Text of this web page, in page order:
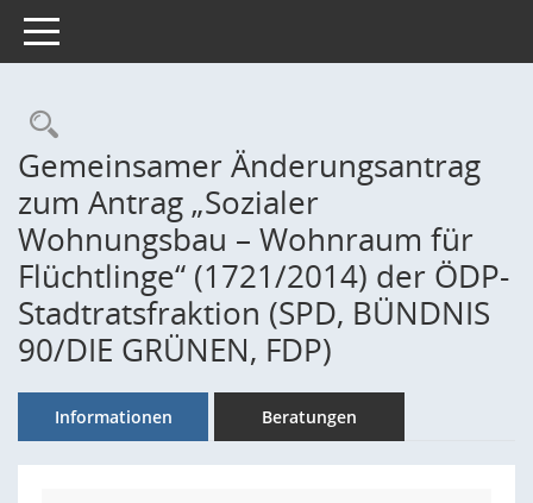
Toggle navigation
Rechercheauswahl
Gemeinsamer Änderungsantrag
zum Antrag „Sozialer
Wohnungsbau – Wohnraum für
Flüchtlinge“ (1721/2014) der ÖDP-
Stadtratsfraktion (SPD, BÜNDNIS
90/DIE GRÜNEN, FDP)
Informationen Beratungen